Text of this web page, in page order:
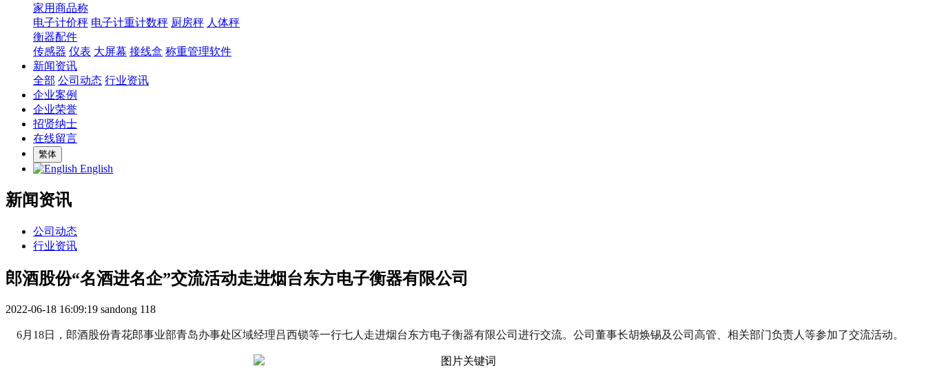
家用商品称
电子计价秤 电子计重计数秤 厨房秤 人体秤
衡器配件
传感器 仪表 大屏幕 接线盒 称重管理软件
新闻资讯
全部 公司动态 行业资讯
企业案例
企业荣誉
招贤纳士
在线留言
繁体
English
新闻资讯
公司动态
行业资讯
郎酒股份“名酒进名企”交流活动走进烟台东方电子衡器有限公司
2022-06-18 16:09:19 sandong 118
6月18日，郎酒股份青花郎事业部青岛办事处区域经理吕西锁等一行七人走进烟台东方电子衡器有限公司进行交流。公司董事长胡焕锡及公司高管、相关部门负责人等参加了交流活动。